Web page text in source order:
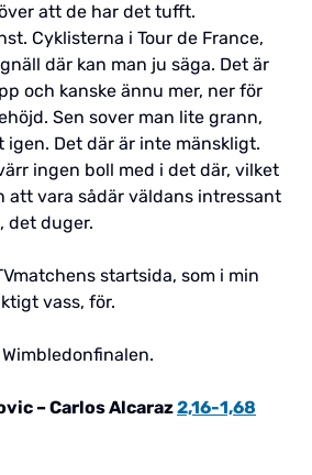
att de har det tufft.
Cyklisterna i Tour de France,
där kan man ju säga. Det är
och kanske ännu mer, ner för
Sen sover man lite grann,
igen. Det där är inte mänskligt.
ingen boll med i det där, vilket
att vara sådär väldans intressant
det duger.
startsida, som i min
vass, för.
– Carlos Alcaraz2,16-1,68